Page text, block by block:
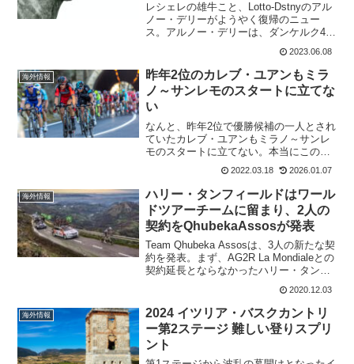
レシェレの雄牛こと、Lotto-Dstnyのアル
ノー・デリーがようやく復帰のニュー
ス。アルノー・デリーは、ダンケルク4日
間第1ステージのゴール前で落車。肺の虚
脱、肋骨、胸骨、鎖骨骨折をしていた。
復帰はツール・ド・ワロニーか?Embed
fr...
2023.06.08
海外情報
昨年2位のカレブ・ユアンもミラ
ノ～サンレモのスタートに立てな
い
なんと、昨年2位で優勝候補の一人とされ
ていたカレブ・ユアンもミラノ～サンレ
モのスタートに立てない。本当にこの春
はウイルスによる病気がプロトンの中で
流行っている。カレブ・ユアンはティレ
ーノ〜アドリアティコ第2ステージで勝利
して、ミラノ～サンレ...
2022.03.18 2026.01.07
海外情報
ハリー・タンフィールドはワール
ドツアーチームに留まり、2人の
契約をQhubekaAssosが発表
Team Qhubeka Assosは、3人の新たな契
約を発表。まず、AG2R La Mondialeとの
契約延長とならなかったハリー・タンフ
ィールドが契約発表。NTT Continental
Cycling Teamから、コナー・ブラウン...
2020.12.03
海外情報
2024 イツリア・バスクカントリ
ー第2ステージ 難しい登りスプリ
ント